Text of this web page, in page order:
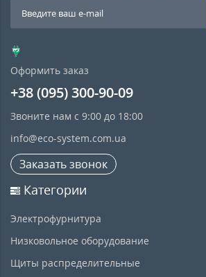
Оформить заказ
+38 (095) 300-90-09
Звоните нам с 9:00 до 18:00
info@eco-system.com.ua
Заказать звонок
Категории
Электрофурнитура
Низковольное оборудование
Щиты распределительные